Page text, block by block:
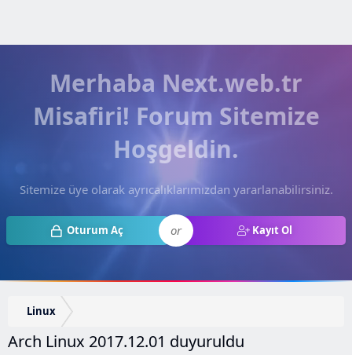
Merhaba Next.web.tr
Misafiri! Forum Sitemize
Hoşgeldin.
Sitemize üye olarak ayrıcalıklarımızdan yararlanabilirsiniz.
Oturum Aç or Kayıt Ol
Linux
Arch Linux 2017.12.01 duyuruldu